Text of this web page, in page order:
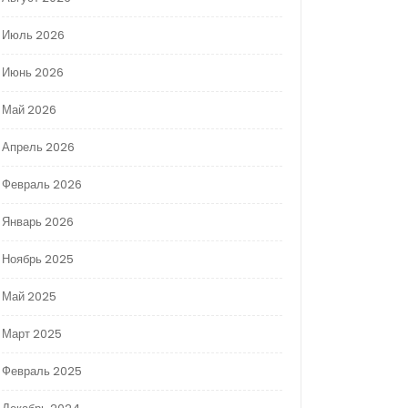
Июль 2026
Июнь 2026
Май 2026
Апрель 2026
Февраль 2026
Январь 2026
Ноябрь 2025
Май 2025
Март 2025
Февраль 2025